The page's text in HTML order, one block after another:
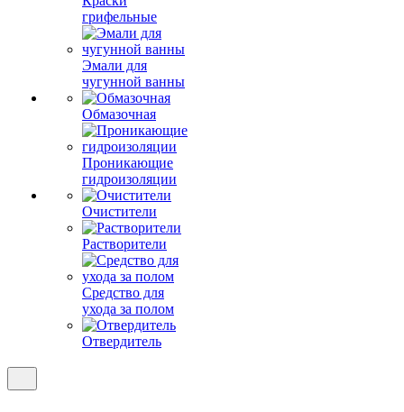
грифельные
Эмали для
чугунной ванны
Обмазочная
Проникающие
гидроизоляции
Очистители
Растворители
Средство для
ухода за полом
Отвердитель